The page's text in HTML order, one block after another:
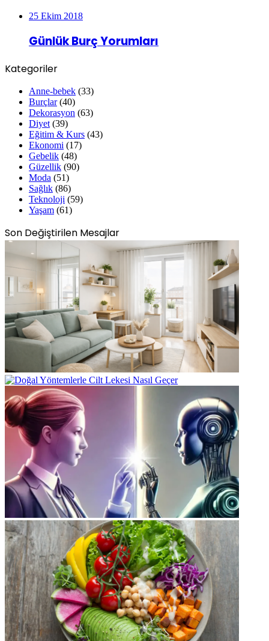
25 Ekim 2018
Günlük Burç Yorumları
Kategoriler
Anne-bebek (33)
Burçlar(40)
Dekorasyon (63)
Diyet (39)
Eğitim & Kurs (43)
Ekonomi (17)
Gebelik (48)
Güzellik (90)
Moda (51)
Sağlık (86)
Teknoloji (59)
Yaşam (61)
Son Değiştirilen Mesajlar